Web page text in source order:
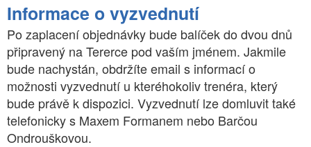
Informace o vyzvednutí
Po zaplacení objednávky bude balíček do dvou dnů
připravený na Tererce pod vaším jménem. Jakmile
bude nachystán, obdržíte email s informací o
možnosti vyzvednutí u kteréhokoliv trenéra, který
bude právě k dispozici. Vyzvednutí lze domluvit také
telefonicky s Maxem Formanem nebo Barčou
Ondrouškovou.